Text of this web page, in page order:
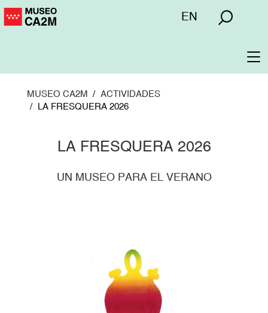
Pasar
Menú
EN
MUSEO CA2M
ACTIVIDADES
LA FRESQUERA 2026
LA FRESQUERA 2026
UN MUSEO PARA EL VERANO